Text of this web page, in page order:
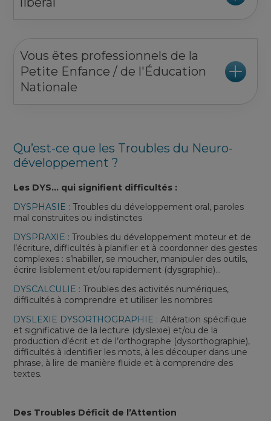
Vous êtes professionnels de la
Petite Enfance / de l'Éducation
Nationale
Qu’est-ce que les Troubles du Neuro-
développement ?
Les DYS… qui signifient difficultés :
DYSPHASIE :Troubles du développement oral, paroles
mal construites ou indistinctes
DYSPRAXIE :Troubles du développement moteur et de
l’écriture, difficultés à planifier et à coordonner des gestes
complexes : s’habiller, se moucher, manipuler des outils,
écrire lisiblement et/ou rapidement (dysgraphie)…
DYSCALCULIE :Troubles des activités numériques,
difficultés à comprendre et utiliser les nombres
DYSLEXIE DYSORTHOGRAPHIE :Altération spécifique
et significative de la lecture (dyslexie) et/ou de la
production d’écrit et de l’orthographe (dysorthographie),
difficultés à identifier les mots, à les découper dans une
phrase, à lire de manière fluide et à comprendre des
textes.
Des Troubles Déficit de l’Attention